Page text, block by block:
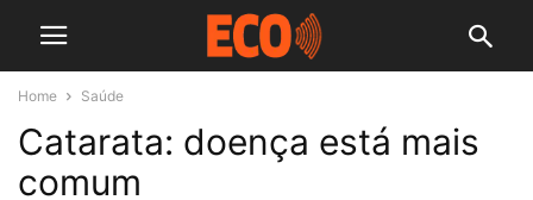
Home Saúde
Catarata: doença está mais
comum